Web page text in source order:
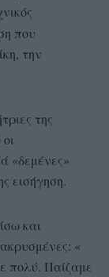
που
την
της
«δεμένες»
εισήγηση.
και
«
πολύ. Παίζαμε